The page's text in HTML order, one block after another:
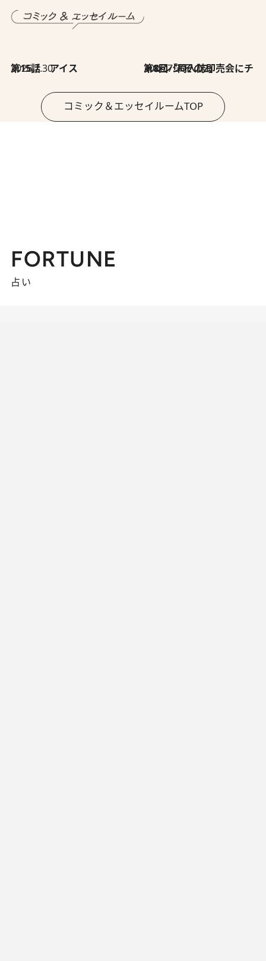
2026.7.30
第15話 アイス 2026.7.30
第8回「同人誌即売会にチャレンジ その2」
コミック＆エッセイルームTOP
FORTUNE
占い